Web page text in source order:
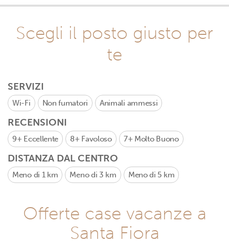
Scegli il posto giusto per
te
SERVIZI
Wi-Fi Non fumatori Animali ammessi
RECENSIONI
9+ Eccellente 8+ Favoloso 7+ Molto Buono
DISTANZA DAL CENTRO
Meno di 1 km Meno di 3 km Meno di 5 km
Offerte case vacanze a
Santa Fiora